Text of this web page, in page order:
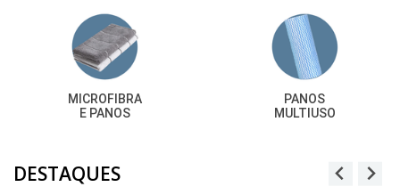
PANOS
MULTIUSO
LUVAS
DESCARTAVEIS
DESTAQUES